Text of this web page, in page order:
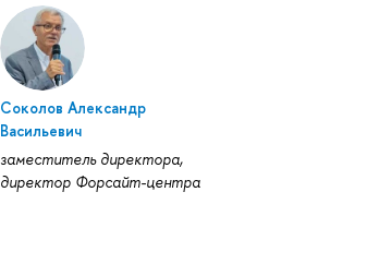
Соколов Александр
Васильевич
заместитель директора,
директор Форсайт-центра